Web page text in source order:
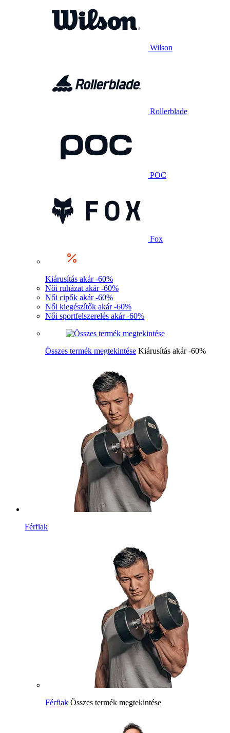
Wilson
Rollerblade
POC
Fox
Kiárusítás akár -60%
Női ruházat akár -60%
Női cipők akár -60%
Női kiegészítők akár -60%
Női sportfelszerelés akár -60%
Összes termék megtekintése Kiárusítás akár -60%
Férfiak
Férfiak Összes termék megtekintése